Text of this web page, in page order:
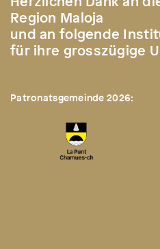
Region Maloja
und an folgende
für ihre grosszügige
Patronatsgemeinde 2026: